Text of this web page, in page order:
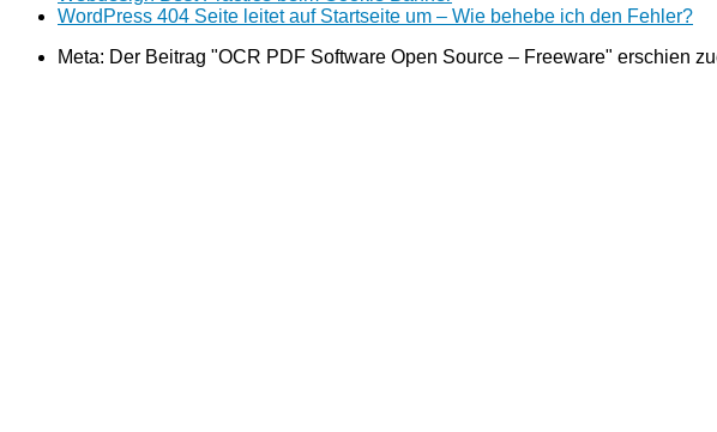
WordPress 404 Seite leitet auf Startseite um – Wie behebe ich den Fehler?
Meta: Der Beitrag "OCR PDF Software Open Source – Freeware" erschien